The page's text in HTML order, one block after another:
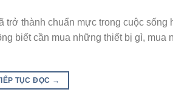
thành chuẩn mực trong cuộc sống
biết cần mua những thiết bị gì, mua
TỤC ĐỌC →